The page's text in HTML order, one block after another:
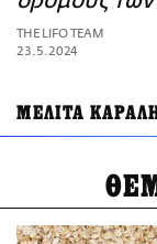
ΑΜΠΑ
PRINT
THE LIFO TEAM
23.5.2024
ΜΕΛΙΤΑ